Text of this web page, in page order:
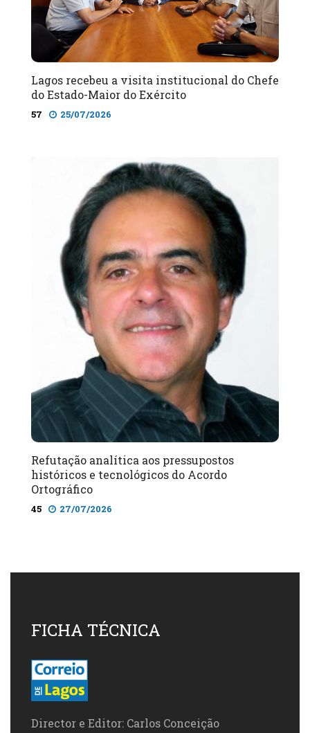
Lagos recebeu a visita institucional do Chefe
do Estado-Maior do Exército
57 25/07/2026
Refutação analítica aos pressupostos
históricos e tecnológicos do Acordo
Ortográfico
45 27/07/2026
FICHA TÉCNICA
Director e Editor: Carlos Conceição